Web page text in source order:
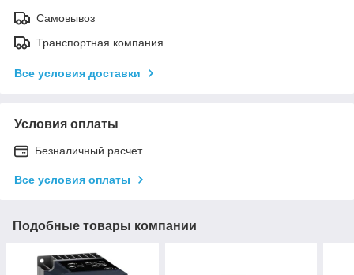
Самовывоз
Транспортная компания
Все условия доставки
Условия оплаты
Безналичный расчет
Все условия оплаты
Подобные товары компании